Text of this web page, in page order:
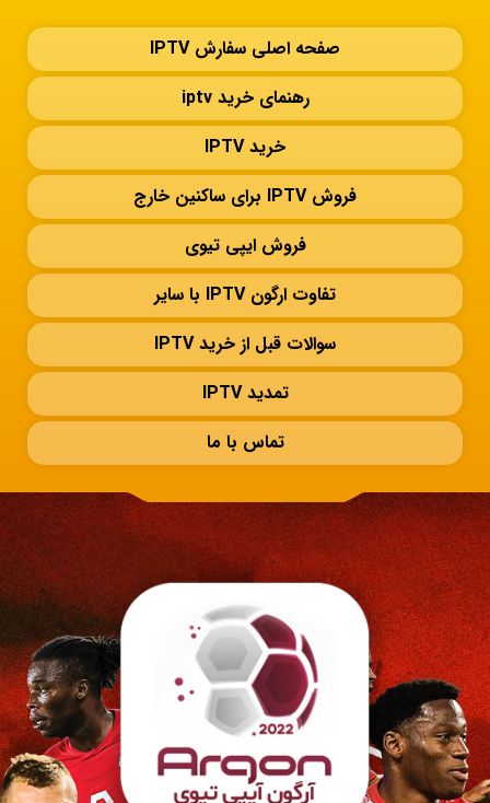
صفحه اصلی سفارش IPTV
رهنمای خرید iptv
خرید IPTV
فروش IPTV برای ساکنین خارج
فروش ایپی تیوی
تفاوت ارگون IPTV با سایر
سوالات قبل از خرید IPTV
تمدید IPTV
تماس با ما